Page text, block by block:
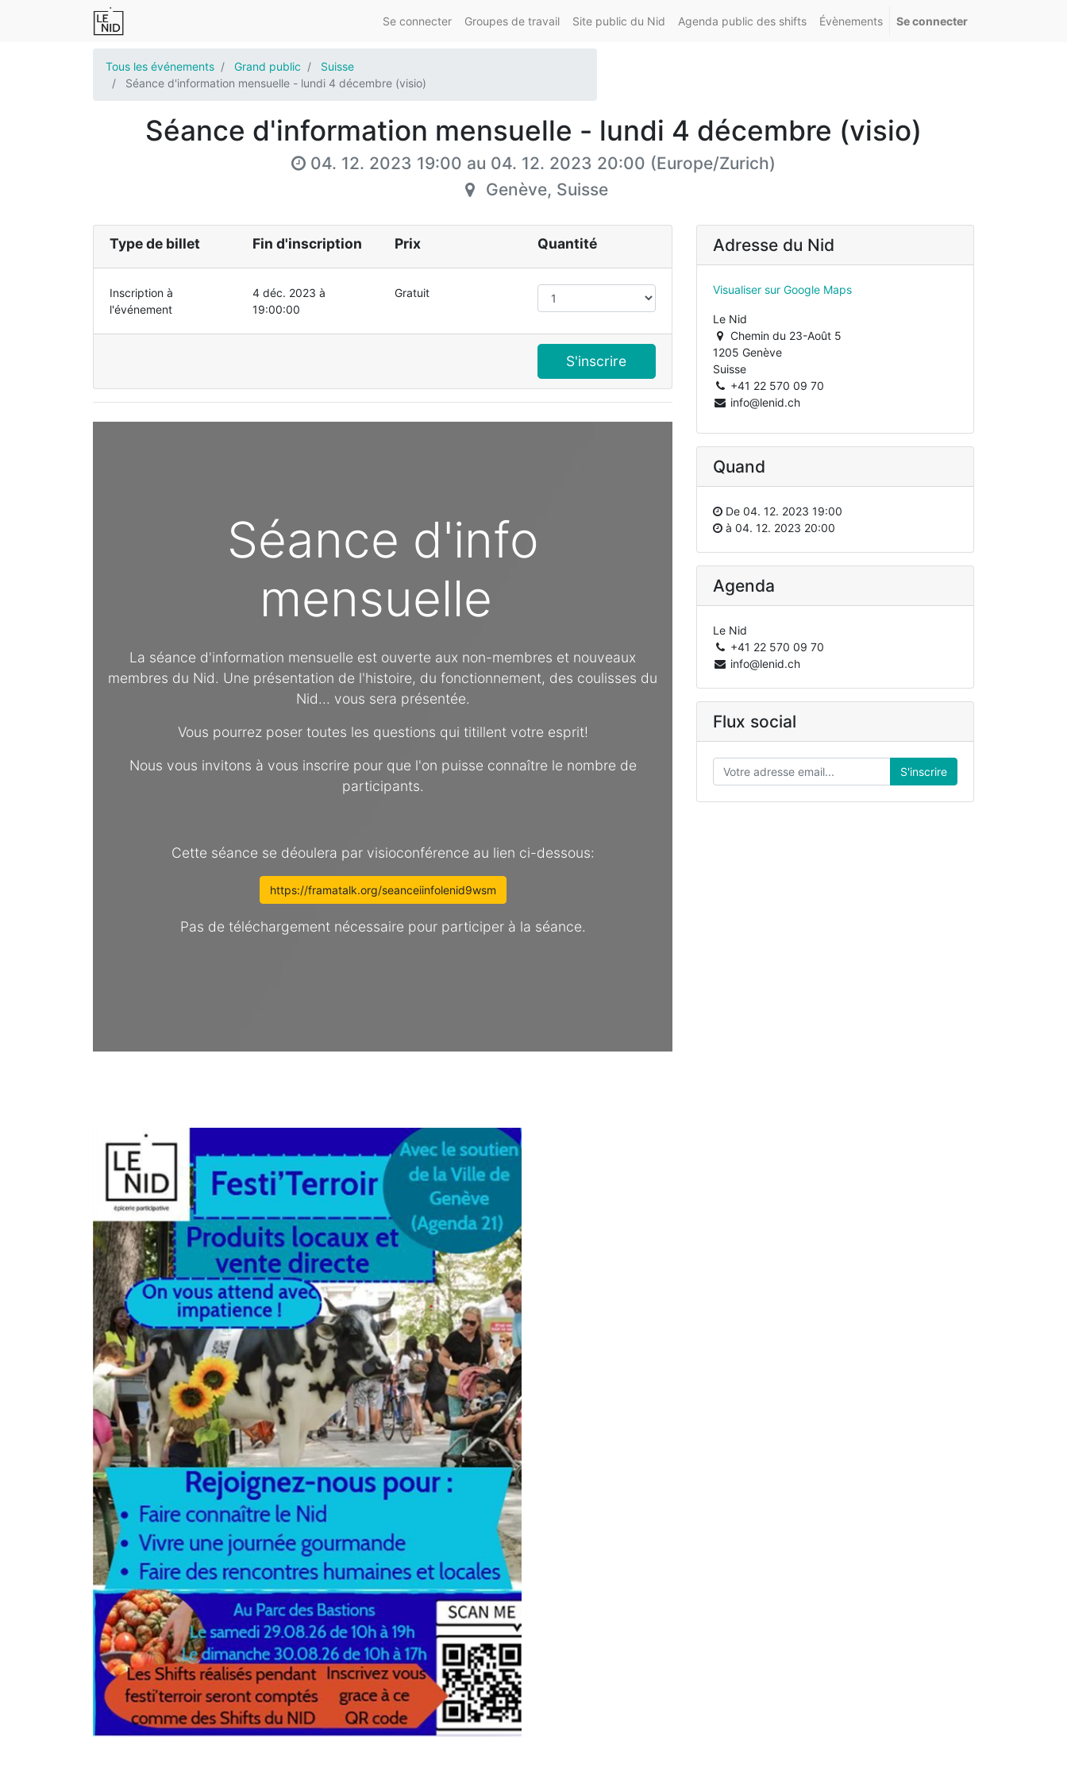
Se connecter Groupes de travail Site public du Nid Agenda public des shifts Évènements Se connecter
Tous les événements Grand public
Suisse
Séance d'information mensuelle - lundi 4 décembre (visio)
Séance d'information mensuelle - lundi 4 décembre (visio)
04. 12. 2023 19:00 au 04. 12. 2023 20:00 (Europe/Zurich)
Genève, Suisse
Type de billet Fin d'inscription Prix Quantité
Inscription à
l'événement
4 déc. 2023 à
19:00:00
Gratuit
S'inscrire
Séance d'info
mensuelle
La séance d'information mensuelle est ouverte aux non-membres et nouveaux
membres du Nid. Une présentation de l'histoire, du fonctionnement, des coulisses du
Nid... vous sera présentée.
Vous pourrez poser toutes les questions qui titillent votre esprit!
Nous vous invitons à vous inscrire pour que l'on puisse connaître le nombre de
participants.
Cette séance se déoulera par visioconférence au lien ci-dessous:
https://framatalk.org/seanceiinfolenid9wsm
Pas de téléchargement nécessaire pour participer à la séance.
Adresse du Nid
Visualiser sur Google Maps
Le Nid
Chemin du 23-Août 5
1205 Genève
Suisse
+41 22 570 09 70
info@lenid.ch
Quand
De 04. 12. 2023 19:00
à 04. 12. 2023 20:00
Agenda
Le Nid
+41 22 570 09 70
info@lenid.ch
Flux social
S'inscrire